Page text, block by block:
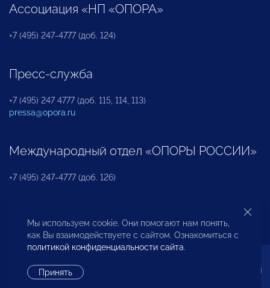
Ассоциация «НП «ОПОРА»
+7 (495) 247-4777 (доб. 124)
Пресс-служба
+7 (495) 247 4777 (доб. 115, 114, 113)
pressa@opora.ru
Международный отдел «ОПОРЫ РОССИИ»
+7 (495) 247-4777 (доб. 126)
Бюро по защите прав предпринимателей и
инвесторов
Мы используем cookie. Они помогают нам понять,
как Вы взаимодействуете с сайтом. Ознакомиться с
политикой конфиденциальности сайта.
Принять